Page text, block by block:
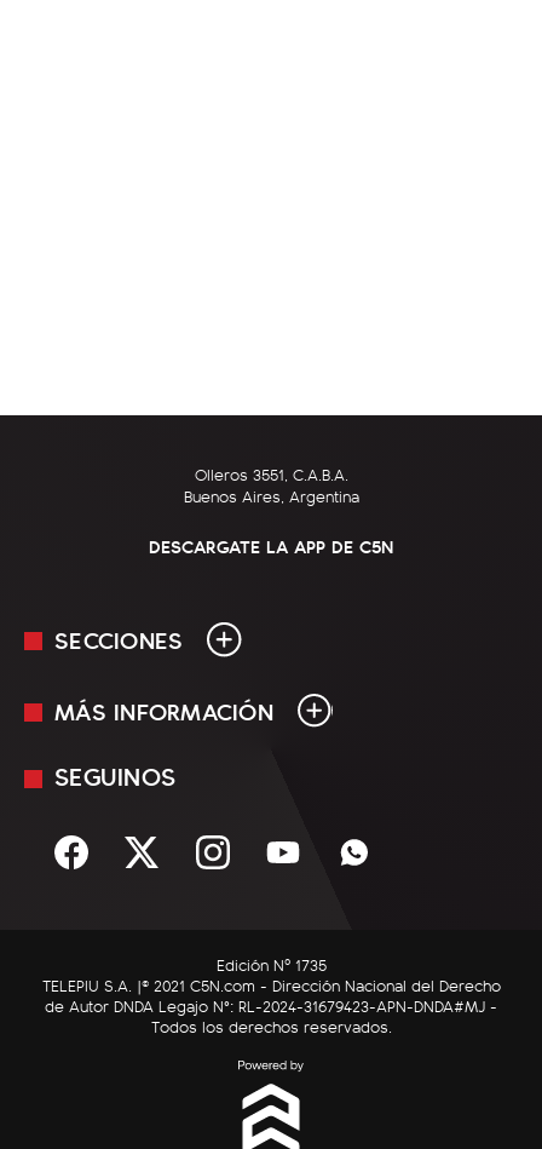
Olleros 3551, C.A.B.A.
Buenos Aires, Argentina
DESCARGATE LA APP DE C5N
SECCIONES
En Vivo
Sociedad
C5N Autos
RatingCero
MÁS INFORMACIÓN
Mediakit
Términos y condiciones
SEGUINOS
Edición Nº 1735
TELEPIU S.A. |© 2021 C5N.com - Dirección Nacional del Derecho
de Autor DNDA Legajo N°: RL-2024-31679423-APN-DNDA#MJ -
Todos los derechos reservados.